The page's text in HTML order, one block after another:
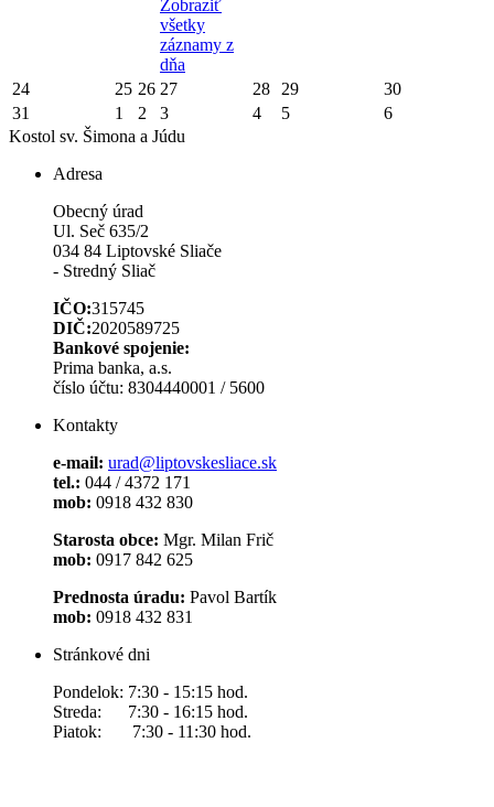
Zobraziť
všetky
záznamy z
dňa
24 25 26 27 28 29
30
31
1 2 3 4 5
6
Kostol sv. Šimona a Júdu
Adresa
Obecný úrad
Ul. Seč 635/2
034 84 Liptovské Sliače
- Stredný Sliač
IČO:315745
DIČ:2020589725
Bankové spojenie:
Prima banka, a.s.
číslo účtu: 8304440001 / 5600
Kontakty
e-mail: urad@liptovskesliace.sk
tel.: 044 / 4372 171
mob: 0918 432 830
Starosta obce: Mgr. Milan Frič
mob: 0917 842 625
Prednosta úradu: Pavol Bartík
mob: 0918 432 831
Stránkové dni
Pondelok: 7:30 - 15:15 hod.
Streda: 7:30 - 16:15 hod.
Piatok: 7:30 - 11:30 hod.